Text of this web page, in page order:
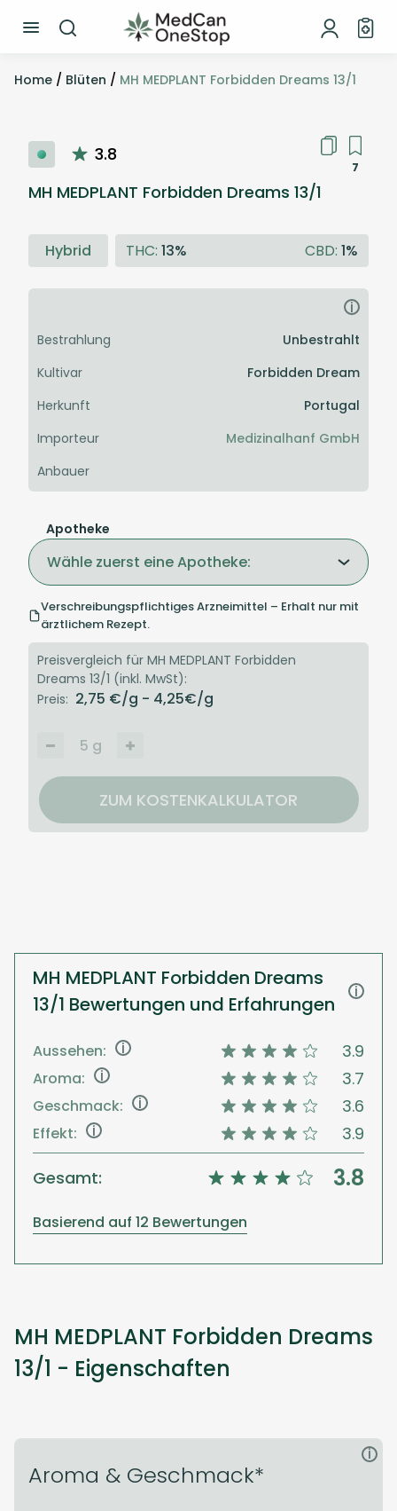
Home / Blüten / MH MEDPLANT Forbidden Dreams 13/1
3.8
7
MH MEDPLANT Forbidden Dreams 13/1
Hybrid THC: 13% CBD: 1%
i
Bestrahlung
Unbestrahlt
Kultivar
Forbidden Dream
Herkunft
Portugal
Importeur
Medizinalhanf GmbH
Anbauer
Apotheke
Wähle zuerst eine Apotheke:
Verschreibungspflichtiges Arzneimittel – Erhalt nur mit
ärztlichem Rezept.
Preisvergleich für MH MEDPLANT Forbidden
Dreams 13/1 (inkl. MwSt):
Preis: 2,75 €/g - 4,25€/g
5 g
ZUM KOSTENKALKULATOR
MH MEDPLANT Forbidden Dreams
13/1 Bewertungen und Erfahrungen
i
Aussehen: i 3.9
Aroma: i 3.7
Geschmack: i 3.6
Effekt: i
3.9
Gesamt:
3.8
Basierend auf 12 Bewertungen
MH MEDPLANT Forbidden Dreams
13/1 - Eigenschaften
Aroma & Geschmack*
i